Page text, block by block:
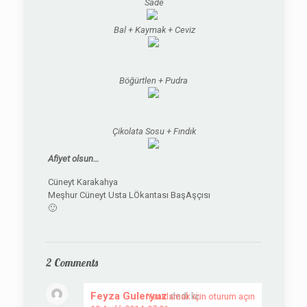
Sade
Bal + Kaymak + Ceviz
Böğürtlen + Pudra
Çikolata Sosu +Fındık
Afiyet olsun…
Cüneyt Karakahya
Meşhur Cüneyt Usta LÖkantası BaşAşçısı
🙂
2 Comments
Feyza Guleryuz dedi ki:
Yanıtlamak için oturum açın